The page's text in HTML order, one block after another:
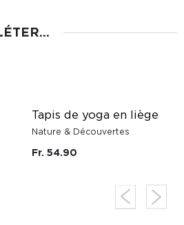
Tapis de yoga en liège
Nature & Découvertes
Fr. 54.90